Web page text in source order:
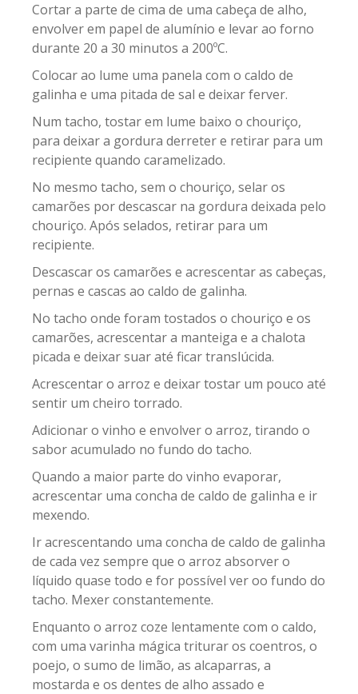
Cortar a parte de cima de uma cabeça de alho,
envolver em papel de alumínio e levar ao forno
durante 20 a 30 minutos a 200ºC.
Colocar ao lume uma panela com o caldo de
galinha e uma pitada de sal e deixar ferver.
Num tacho, tostar em lume baixo o chouriço,
para deixar a gordura derreter e retirar para um
recipiente quando caramelizado.
No mesmo tacho, sem o chouriço, selar os
camarões por descascar na gordura deixada pelo
chouriço. Após selados, retirar para um
recipiente.
Descascar os camarões e acrescentar as cabeças,
pernas e cascas ao caldo de galinha.
No tacho onde foram tostados o chouriço e os
camarões, acrescentar a manteiga e a chalota
picada e deixar suar até ficar translúcida.
Acrescentar o arroz e deixar tostar um pouco até
sentir um cheiro torrado.
Adicionar o vinho e envolver o arroz, tirando o
sabor acumulado no fundo do tacho.
Quando a maior parte do vinho evaporar,
acrescentar uma concha de caldo de galinha e ir
mexendo.
Ir acrescentando uma concha de caldo de galinha
de cada vez sempre que o arroz absorver o
líquido quase todo e for possível ver oo fundo do
tacho. Mexer constantemente.
Enquanto o arroz coze lentamente com o caldo,
com uma varinha mágica triturar os coentros, o
poejo, o sumo de limão, as alcaparras, a
mostarda e os dentes de alho assado e